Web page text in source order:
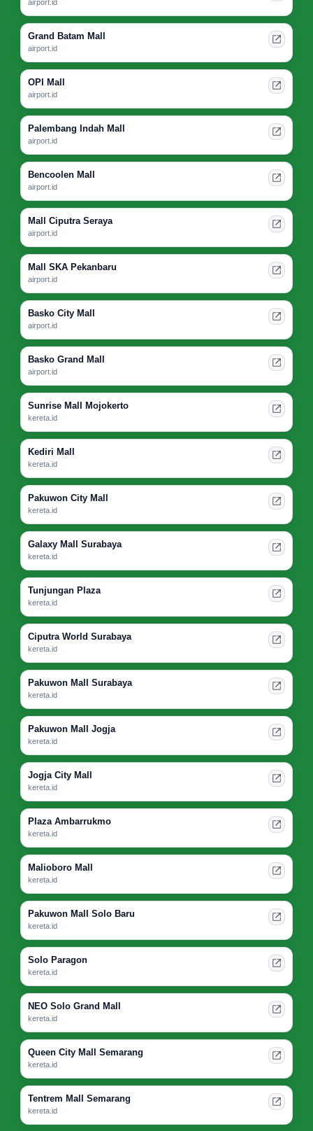
airport.id
Grand Batam Mall
airport.id
OPI Mall
airport.id
Palembang Indah Mall
airport.id
Bencoolen Mall
airport.id
Mall Ciputra Seraya
airport.id
Mall SKA Pekanbaru
airport.id
Basko City Mall
airport.id
Basko Grand Mall
airport.id
Sunrise Mall Mojokerto
kereta.id
Kediri Mall
kereta.id
Pakuwon City Mall
kereta.id
Galaxy Mall Surabaya
kereta.id
Tunjungan Plaza
kereta.id
Ciputra World Surabaya
kereta.id
Pakuwon Mall Surabaya
kereta.id
Pakuwon Mall Jogja
kereta.id
Jogja City Mall
kereta.id
Plaza Ambarrukmo
kereta.id
Malioboro Mall
kereta.id
Pakuwon Mall Solo Baru
kereta.id
Solo Paragon
kereta.id
NEO Solo Grand Mall
kereta.id
Queen City Mall Semarang
kereta.id
Tentrem Mall Semarang
kereta.id